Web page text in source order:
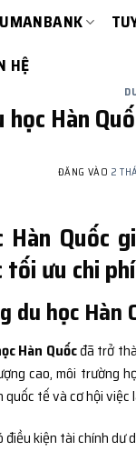
HỆ
học Hàn
ĐĂNG VÀO 2
Hàn Quốc
ưu chi
du học Hàn
Hàn Quốcđã trở
cao, môi trường
tế và cơ hội việc
kiện tài chính